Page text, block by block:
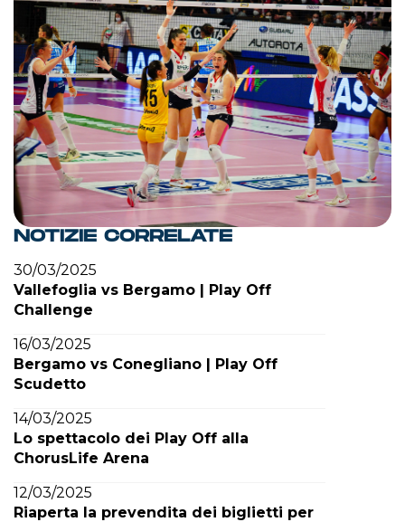
NOTIZIE CORRELATE
30/03/2025
Vallefoglia vs Bergamo | Play Off
Challenge
16/03/2025
Bergamo vs Conegliano | Play Off
Scudetto
14/03/2025
Lo spettacolo dei Play Off alla
ChorusLife Arena
12/03/2025
Riaperta la prevendita dei biglietti per